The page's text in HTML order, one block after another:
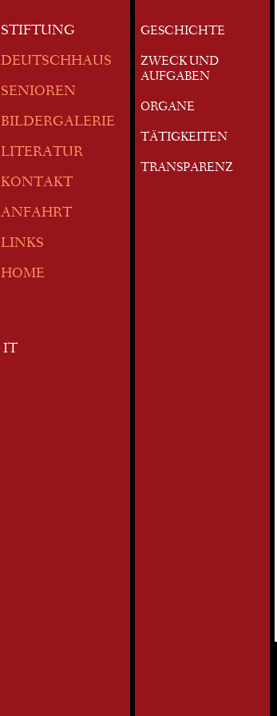
STIFTUNG
DEUTSCHHAUS
SENIOREN
BILDERGALERIE
LITERATUR
KONTAKT
ANFAHRT
LINKS
HOME
IT
GESCHICHTE
ZWECK UND
AUFGABEN
ORGANE
TÄTIGKEITEN
TRANSPARENZ